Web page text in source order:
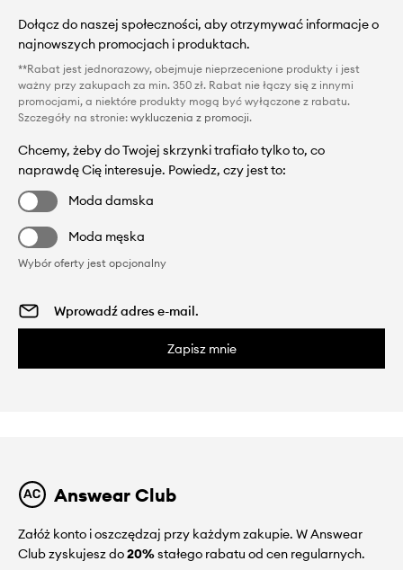
Dołącz do naszej społeczności, aby otrzymywać informacje o
najnowszych promocjach i produktach.
**Rabat jest jednorazowy, obejmuje nieprzecenione produkty i jest
ważny przy zakupach za min. 350 zł. Rabat nie łączy się z innymi
promocjami, a niektóre produkty mogą być wyłączone z rabatu.
Szczegóły na stronie: wykluczenia z promocji.
Chcemy, żeby do Twojej skrzynki trafiało tylko to, co
naprawdę Cię interesuje. Powiedz, czy jest to:
Moda damska
Moda męska
Wybór oferty jest opcjonalny
Zapisz mnie
Answear Club
Załóż konto i oszczędzaj przy każdym zakupie. W Answear
Club zyskujesz do20%stałego rabatu od cen regularnych.